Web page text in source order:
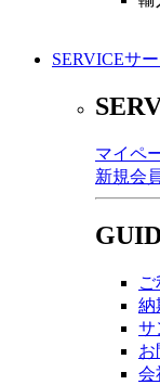
SERVICEサ
マイペ
新規会
納
サ
お
会